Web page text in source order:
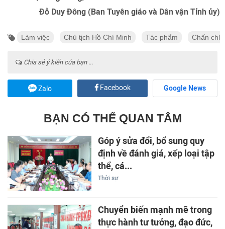
Đỗ Duy Đông (Ban Tuyên giáo và Dân vận Tỉnh ủy)
Làm việc Chủ tịch Hồ Chí Minh Tác phẩm Chấn
Chia sẻ ý kiến của bạn ...
Zalo Facebook Google News
BẠN CÓ THỂ QUAN TÂM
Góp ý sửa đổi, bổ sung quy
định về đánh giá, xếp loại tập
thể, cá...
Thời sự
Chuyển biến mạnh mẽ trong
thực hành tư tưởng, đạo đức,